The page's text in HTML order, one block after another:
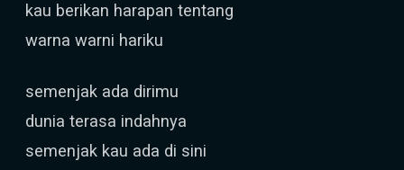
kau berikan harapan tentang
warna warni hariku
semenjak ada dirimu
dunia terasa indahnya
semenjak kau ada di sini